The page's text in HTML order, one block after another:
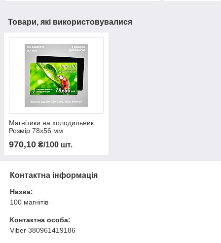
Товари, які використовувалися
Магнітики на холодильник.
Розмір 78х56 мм
970,10 ₴/100 шт.
Контактна інформація
Назва:
100 магнітів
Контактна особа:
Viber 380961419186